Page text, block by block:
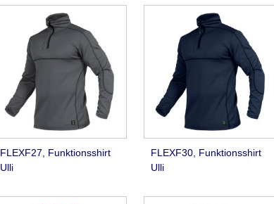
FLEXF27, Funktionsshirt
Ulli
FLEXF30, Funktionsshirt
Ulli